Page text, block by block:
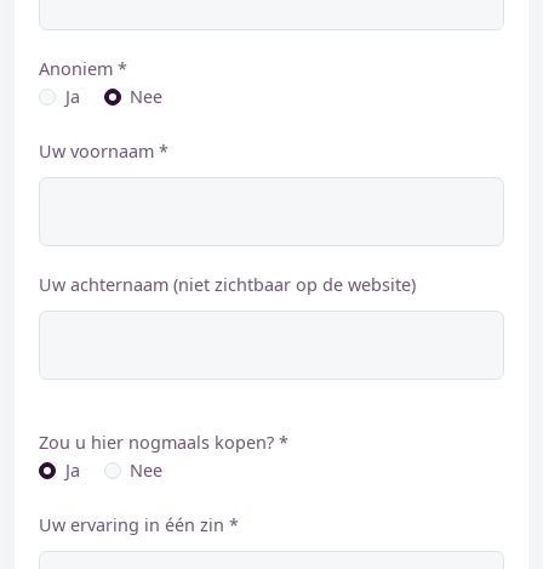
Anoniem *
Ja
Nee
Uw voornaam *
Uw achternaam (niet zichtbaar op de website)
Zou u hier nogmaals kopen? *
Ja
Nee
Uw ervaring in één zin *